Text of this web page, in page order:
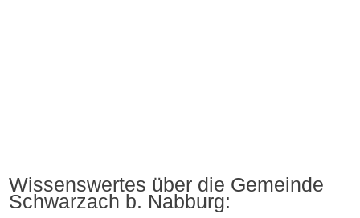
Wissenswertes über die Gemeinde
Schwarzach b. Nabburg: